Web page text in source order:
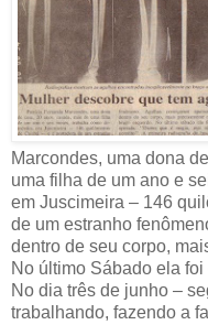
Marcondes, uma dona
uma filha de um ano e
em Juscimeira – 146
de um estranho
dentro de seu corpo,
No último Sábado ela foi
No dia três de junho –
trabalhando, fazendo a